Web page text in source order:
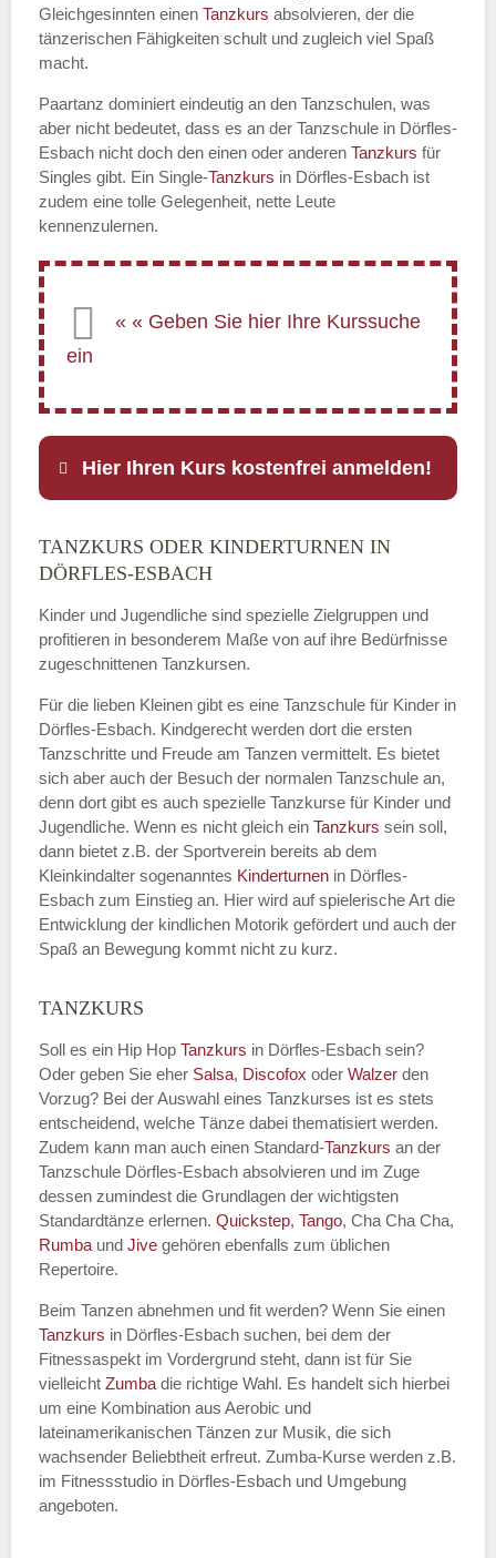
Gleichgesinnten einen Tanzkurs absolvieren, der die
tänzerischen Fähigkeiten schult und zugleich viel Spaß
macht.
Paartanz dominiert eindeutig an den Tanzschulen, was
aber nicht bedeutet, dass es an der Tanzschule in Dörfles-
Esbach nicht doch den einen oder anderen Tanzkurs für
Singles gibt. Ein Single-Tanzkurs in Dörfles-Esbach ist
zudem eine tolle Gelegenheit, nette Leute
kennenzulernen.
Hier Ihren Kurs kostenfrei anmelden!
Name*
E-Mail*
Name der Tanzschule
Kontakt E-Mail
Name des Tanzkurs*
Tanzart*
TANZKURS ODER KINDERTURNEN IN
DÖRFLES-ESBACH
Kinder und Jugendliche sind spezielle Zielgruppen und
profitieren in besonderem Maße von auf ihre Bedürfnisse
zugeschnittenen Tanzkursen.
Für die lieben Kleinen gibt es eine Tanzschule für Kinder in
Dörfles-Esbach. Kindgerecht werden dort die ersten
Tanzschritte und Freude am Tanzen vermittelt. Es bietet
sich aber auch der Besuch der normalen Tanzschule an,
denn dort gibt es auch spezielle Tanzkurse für Kinder und
Jugendliche. Wenn es nicht gleich ein Tanzkurs sein soll,
dann bietet z.B. der Sportverein bereits ab dem
Kleinkindalter sogenanntes Kinderturnen in Dörfles-
Esbach zum Einstieg an. Hier wird auf spielerische Art die
Entwicklung der kindlichen Motorik gefördert und auch der
Spaß an Bewegung kommt nicht zu kurz.
TANZKURS
Soll es ein Hip Hop Tanzkurs in Dörfles-Esbach sein?
Oder geben Sie eher Salsa, Discofox oder Walzer den
Vorzug? Bei der Auswahl eines Tanzkurses ist es stets
entscheidend, welche Tänze dabei thematisiert werden.
Zudem kann man auch einen Standard-Tanzkurs an der
Tanzschule Dörfles-Esbach absolvieren und im Zuge
dessen zumindest die Grundlagen der wichtigsten
Standardtänze erlernen. Quickstep, Tango, Cha Cha Cha,
Rumba und Jive gehören ebenfalls zum üblichen
Repertoire.
Beim Tanzen abnehmen und fit werden? Wenn Sie einen
Tanzkurs in Dörfles-Esbach suchen, bei dem der
Fitnessaspekt im Vordergrund steht, dann ist für Sie
vielleicht Zumba die richtige Wahl. Es handelt sich hierbei
um eine Kombination aus Aerobic und
lateinamerikanischen Tänzen zur Musik, die sich
wachsender Beliebtheit erfreut. Zumba-Kurse werden z.B.
im Fitnessstudio in Dörfles-Esbach und Umgebung
angeboten.